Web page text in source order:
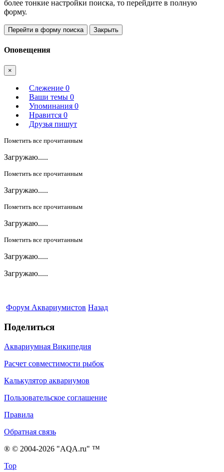
более тонкие настройки поиска, то перейдите в полную
форму.
Перейти в форму поиска Закрыть
Оповещения
×
Слежение 0
Ваши темы 0
Упоминания 0
Нравится 0
Друзья пишут
Пометить все прочитанным
Загружаю.....
Пометить все прочитанным
Загружаю.....
Пометить все прочитанным
Загружаю.....
Пометить все прочитанным
Загружаю.....
Загружаю.....
Форум Аквариумистов Назад
Поделиться
Аквариумная Википедия
Расчет совместимости рыбок
Калькулятор аквариумов
Пользовательское соглашение
Правила
Обратная связь
® © 2004-2026 "AQA.ru" ™
Top